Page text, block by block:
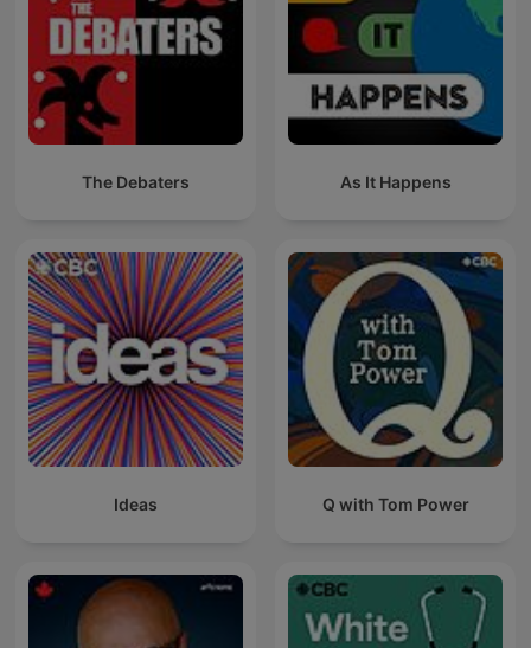
The Debaters As It Happens
Ideas Q with Tom Power